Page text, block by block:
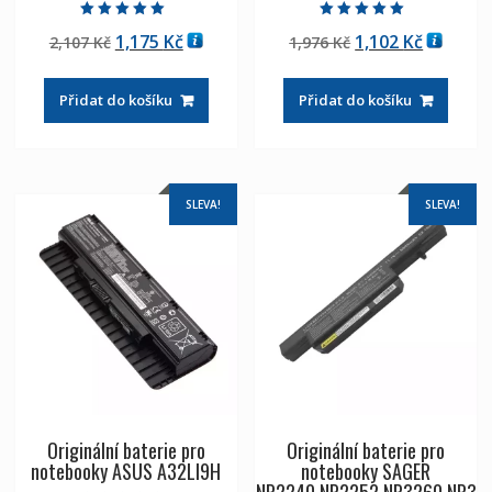
5.00
z 5
2,107Kč Původní
byla:
2,107 Kč
1,175 KčAktuální
je:
1,175 Kč
Přidat do košíku
5.00
z 5
1,976Kč Původní
byla:
1,976 Kč
1,102 Kč
je:
1,102 Kč
Přidat do košíku
SLEVA!
Originální baterie pro
notebooky ASUS A32LI9H
SLEVA!
Originální baterie pro
notebooky SAGER